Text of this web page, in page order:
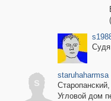
s
staruhaharmsa
Старопанский,
Угловой дом